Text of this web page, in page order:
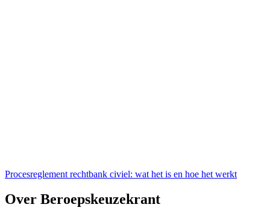
Procesreglement rechtbank civiel: wat het is en hoe het werkt
Over Beroepskeuzekrant